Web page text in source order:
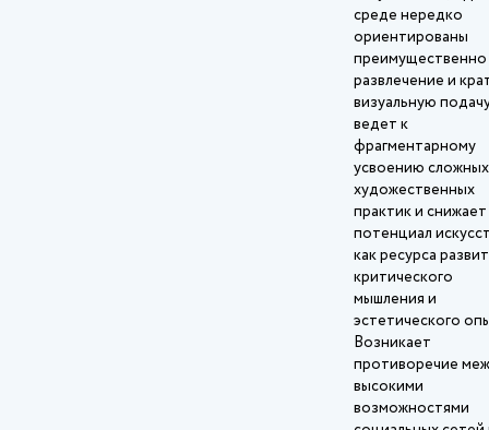
среде нередко
ориентированы
преимущественно
развлечение и
визуальную
ведет к
фрагментарному
усвоению сложных
художественных
практик и снижает
потенциал
как ресурса
критического
мышления и
эстетического
Возникает
противоречие
высокими
возможностями